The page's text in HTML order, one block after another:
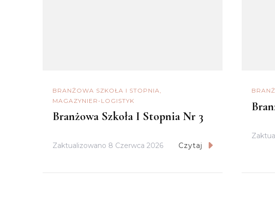
BRANŻOWA SZKOŁA I STOPNIA
MAGAZYNIER-LOGISTYK
Branżowa Szkoła I Stopnia Nr 3
Zaktualizowano 8 Czerwca 2026 Czytaj